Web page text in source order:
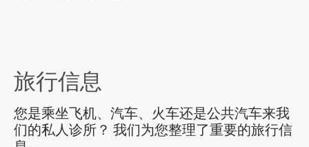
旅行信息
您是乘坐飞机、汽车、火车还是公共汽车来我
们的私人诊所？ 我们为您整理了重要的旅行信